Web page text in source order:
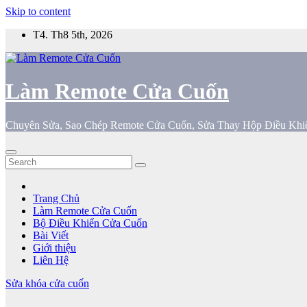
Skip to content
T4. Th8 5th, 2026
Làm Remote Cửa Cuốn
Chuyên Sửa, Sao Chép Remote Cửa Cuốn, Sửa Thay Hộp Điều
Trang Chủ
Làm Remote Cửa Cuốn
Bộ Điều Khiển Cửa Cuốn
Bài Viết
Giới thiệu
Liên Hệ
Sửa khóa cửa cuốn